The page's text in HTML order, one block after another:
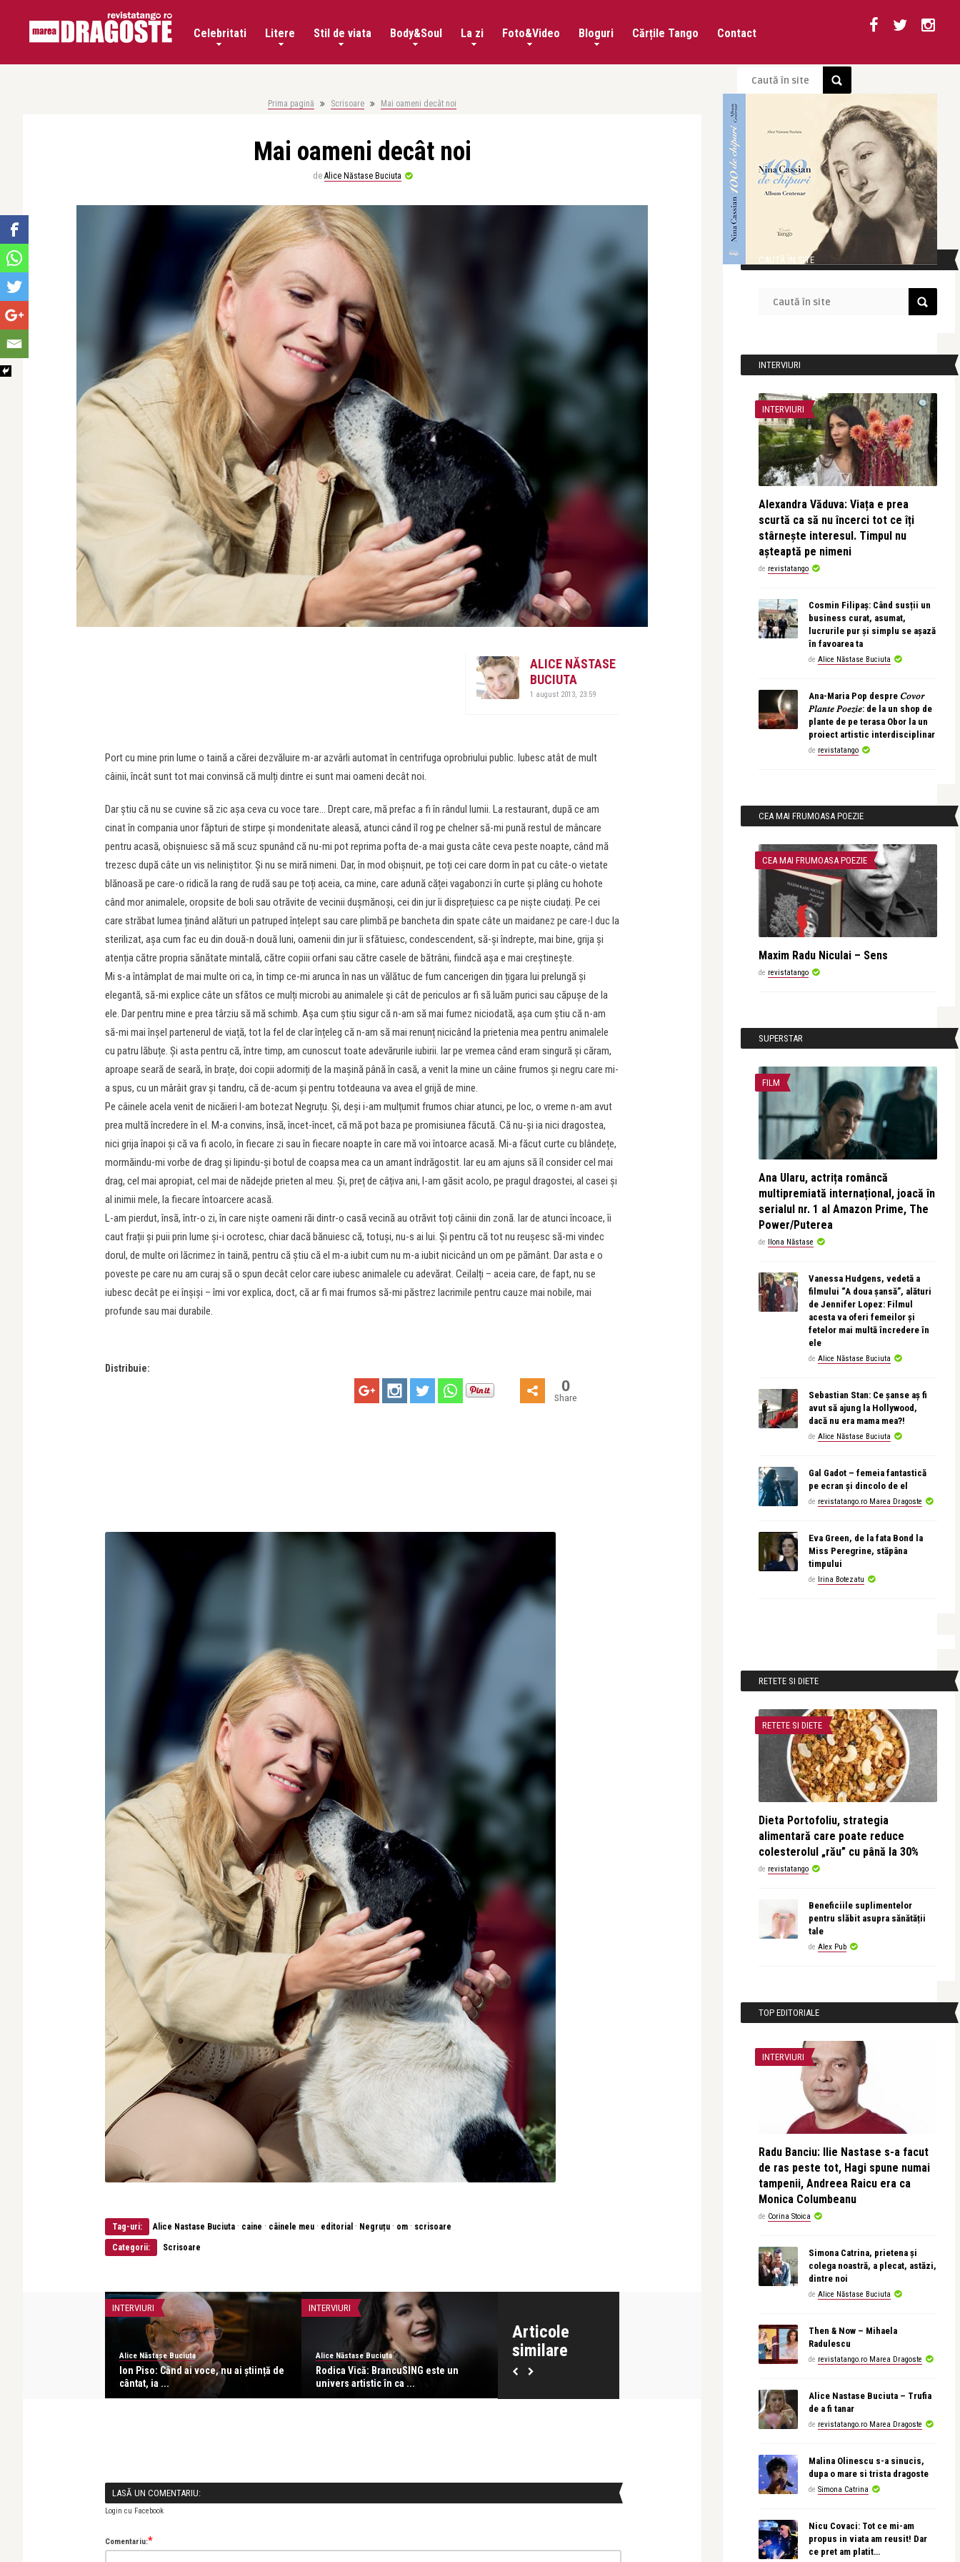
Celebritati Litere Stil de viata Body&Soul La zi Foto&Video Bloguri Cărțile Tango Contact
Prima pagină Scrisoare Mai oameni decât noi
Mai oameni decât noi
de Alice Năstase Buciuta
ALICE NĂSTASE
BUCIUTA
1 august 2013, 23:59
Port cu mine prin lume o taină a cărei dezvăluire m-ar azvârli automat în centrifuga oprobriului public. Iubesc atât de mult
câinii, încât sunt tot mai convinsă că mulți dintre ei sunt mai oameni decât noi.
Dar știu că nu se cuvine să zic așa ceva cu voce tare… Drept care, mă prefac a fi în rândul lumii. La restaurant, după ce am
cinat în compania unor făpturi de stirpe și mondenitate aleasă, atunci când îl rog pe chelner să-mi pună restul de mâncare
pentru acasă, obișnuiesc să mă scuz spunând că nu-mi pot reprima pofta de-a mai gusta câte ceva peste noapte, când mă
trezesc după câte un vis neliniștitor. Și nu se miră nimeni. Dar, în mod obișnuit, pe toți cei care dorm în pat cu câte-o vietate
blănoasă pe care-o ridică la rang de rudă sau pe toți aceia, ca mine, care adună căței vagabonzi în curte și plâng cu hohote
când mor animalele, oropsite de boli sau otrăvite de vecinii dușmănoși, cei din jur îi disprețuiesc ca pe niște ciudați. Pe cei
care străbat lumea ținând alături un patruped înțelept sau care plimbă pe bancheta din spate câte un maidanez pe care-l duc la
sterilizat, așa cum fac eu din două-n două luni, oamenii din jur îi sfătuiesc, condescendent, să-și îndrepte, mai bine, grija și
atenția către propria sănătate mintală, către copiii orfani sau către casele de bătrâni, fiindcă așa e mai creștinește.
Mi s-a întâmplat de mai multe ori ca, în timp ce-mi arunca în nas un vălătuc de fum cancerigen din țigara lui prelungă și
elegantă, să-mi explice câte un sfătos ce mulți microbi au animalele și cât de periculos ar fi să luăm purici sau căpușe de la
ele. Dar pentru mine e prea târziu să mă schimb. Așa cum știu sigur că n-am să mai fumez niciodată, așa cum știu că n-am
să-mi mai înșel partenerul de viață, tot la fel de clar înțeleg că n-am să mai renunț nicicând la prietenia mea pentru animalele
cu patru lăbuțe. Și asta pentru că, între timp, am cunoscut toate adevărurile iubirii. Iar pe vremea când eram singură și căram,
aproape seară de seară, în brațe, doi copii adormiți de la mașină până în casă, a venit la mine un câine frumos și negru care mi-
a spus, cu un mârâit grav și tandru, că de-acum și pentru totdeauna va avea el grijă de mine.
Pe câinele acela venit de nicăieri l-am botezat Negruțu. Și, deși i-am mulțumit frumos chiar atunci, pe loc, o vreme n-am avut
prea multă încredere în el. M-a convins, însă, încet-încet, că mă pot baza pe promisiunea făcută. Că nu-și ia nici dragostea,
nici grija înapoi și că va fi acolo, în fiecare zi sau în fiecare noapte în care mă voi întoarce acasă. Mi-a făcut curte cu blândețe,
mormăindu-mi vorbe de drag și lipindu-și botul de coapsa mea ca un amant îndrăgostit. Iar eu am ajuns să îl consider cel mai
drag, cel mai apropiat, cel mai de nădejde prieten al meu. Și, preț de câțiva ani, l-am găsit acolo, pe pragul dragostei, al casei și
al inimii mele, la fiecare întoarcere acasă.
L-am pierdut, însă, într-o zi, în care niște oameni răi dintr-o casă vecină au otrăvit toți câinii din zonă. Iar de atunci încoace, îi
caut frații și puii prin lume și-i ocrotesc, chiar dacă bănuiesc că, totuși, nu-s ai lui. Și pentru că tot nu reușesc să-mi vindec
dorul, de multe ori lăcrimez în taină, pentru că știu că el m-a iubit cum nu m-a iubit nicicând un om pe pământ. Dar asta e o
poveste pe care nu am curaj să o spun decât celor care iubesc animalele cu adevărat. Ceilalți – aceia care, de fapt, nu se
iubesc decât pe ei înșiși – îmi vor explica, doct, că ar fi mai frumos să-mi păstrez lacrimile pentru cauze mai nobile, mai
profunde sau mai durabile.
Distribuie:
0
Share
Tag-uri: Alice Nastase Buciuta · caine · câinele meu · editorial · Negruțu · om · scrisoare
Categorii: Scrisoare
Articole
similare
INTERVIURI
Alice Năstase Buciuta
Ion Piso: Când ai voce, nu ai știință de
cântat, ia ...
INTERVIURI
Alice Năstase Buciuta
Rodica Vică: BrancuSING este un
univers artistic în ca ...
revistatango
Turneul internațional BrancuSING –
Alice Năstase Buciuta revistatango
LASĂ UN COMENTARIU:
Login cu Facebook
Comentariu:*
CAUTĂ ÎN SITE
INTERVIURI
INTERVIURI
Alexandra Văduva: Viața e prea
scurtă ca să nu încerci tot ce îți
stârnește interesul. Timpul nu
așteaptă pe nimeni
de revistatango
Cosmin Filipaș: Când susții un
business curat, asumat,
lucrurile pur și simplu se așază
în favoarea ta
de Alice Năstase Buciuta
Ana-Maria Pop despre 𝐶𝑜𝑣𝑜𝑟
𝑃𝑙𝑎𝑛𝑡𝑒 𝑃𝑜𝑒𝑧𝑖𝑒: de la un shop de
plante de pe terasa Obor la un
proiect artistic interdisciplinar
de revistatango
CEA MAI FRUMOASA POEZIE
CEA MAI FRUMOASA POEZIE
Maxim Radu Niculai – Sens
de revistatango
SUPERSTAR
FILM
Ana Ularu, actrița româncă
multipremiată internațional, joacă în
serialul nr. 1 al Amazon Prime, The
Power/Puterea
de Ilona Năstase
Vanessa Hudgens, vedetă a
filmului “A doua șansă”, alături
de Jennifer Lopez: Filmul
acesta va oferi femeilor și
fetelor mai multă încredere în
ele
de Alice Năstase Buciuta
Sebastian Stan: Ce șanse aș fi
avut să ajung la Hollywood,
dacă nu era mama mea?!
de Alice Năstase Buciuta
Gal Gadot – femeia fantastică
pe ecran și dincolo de el
de revistatango.ro Marea Dragoste
Eva Green, de la fata Bond la
Miss Peregrine, stăpâna
timpului
de Irina Botezatu
RETETE SI DIETE
RETETE SI DIETE
Dieta Portofoliu, strategia
alimentară care poate reduce
colesterolul „rău” cu până la 30%
de revistatango
Beneficiile suplimentelor
pentru slăbit asupra sănătății
tale
de Alex Pub
TOP EDITORIALE
INTERVIURI
Radu Banciu: Ilie Nastase s-a facut
de ras peste tot, Hagi spune numai
tampenii, Andreea Raicu era ca
Monica Columbeanu
de Corina Stoica
Simona Catrina, prietena și
colega noastră, a plecat, astăzi,
dintre noi
de Alice Năstase Buciuta
Then & Now – Mihaela
Radulescu
de revistatango.ro Marea Dragoste
Alice Nastase Buciuta – Trufia
de a fi tanar
de revistatango.ro Marea Dragoste
Malina Olinescu s-a sinucis,
dupa o mare si trista dragoste
de Simona Catrina
Nicu Covaci: Tot ce mi-am
propus in viata am reusit! Dar
ce pret am platit…